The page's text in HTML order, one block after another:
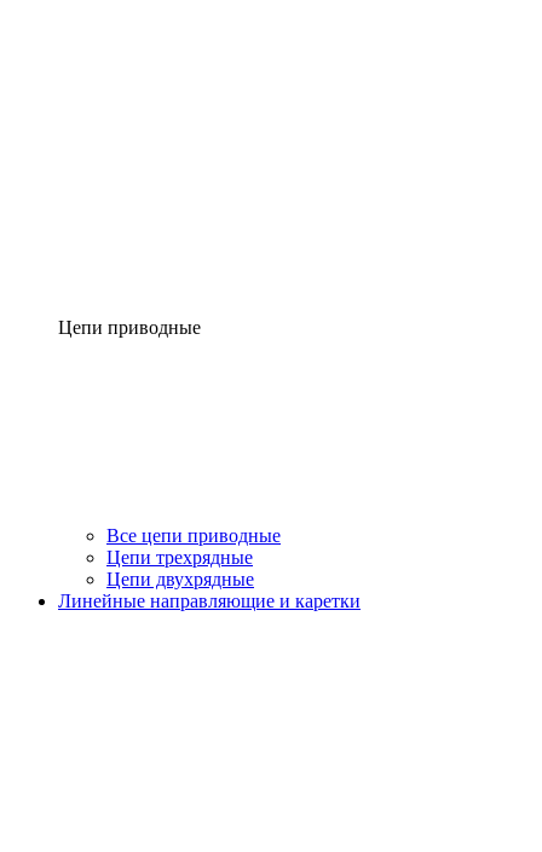
Цепи приводные
Все цепи приводные
Цепи трехрядные
Цепи двухрядные
Линейные направляющие и каретки